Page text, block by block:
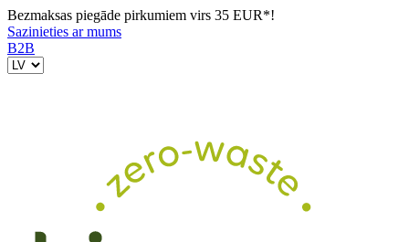
Bezmaksas piegāde pirkumiem virs 35 EUR*!
Sazinieties ar mums
B2B